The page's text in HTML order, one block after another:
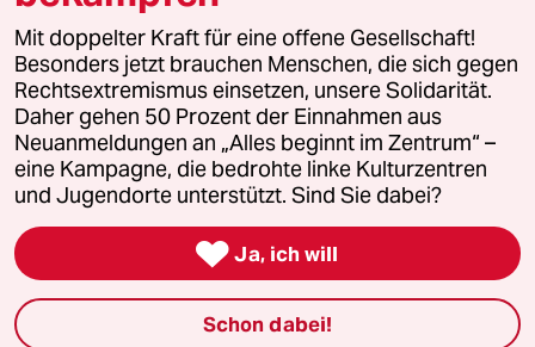
© 2026 taz Verlags und Vertriebs GmbH
Alle Rechte vorbehalten. Bei rechtlichen Fragen oder für Genehmigungen
wenden Sie sich bitte an
lizenzen@taz.de
Feedback Redaktionsstatut Kommune-Richtlinien
Leitlinie Informant Datenschutz Impressum AGB
Seitenwende Einwilligungen widerrufen (Ads)
Mit doppelter Kraft für eine offene Gesellschaft!
Besonders jetzt brauchen Menschen, die sich gegen
Rechtsextremismus einsetzen, unsere Solidarität.
Daher gehen 50 Prozent der Einnahmen aus
Neuanmeldungen an „Alles beginnt im Zentrum“ –
eine Kampagne, die bedrohte linke Kulturzentren
und Jugendorte unterstützt. Sind Sie dabei?
 Ja, ich will
Schon dabei!